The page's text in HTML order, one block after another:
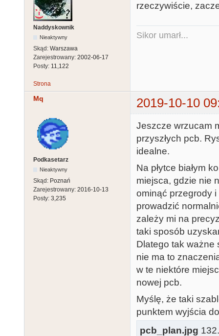
Naddyskownik
Nieaktywny
Skąd: Warszawa
Zarejestrowany: 2002-06-17
Posty: 11,122
rzeczywiście,
Sikor umarł...
Strona
Mq 2019-10-10
Podkasetarz
Nieaktywny
Skąd: Poznań
Zarejestrowany: 2016-10-13
Posty: 3,235
Jeszcze wrzucam
przyszłych pcb.
idealne.
Na płytce białym
miejsca, gdzie nie
ominąć przegrody
prowadzić
zależy mi na
taki sposób
Dlatego tak ważne
nie ma to
w te niektóre
nowej pcb.
Myślę, że taki
punktem wyjścia
pcb_plan.jpg